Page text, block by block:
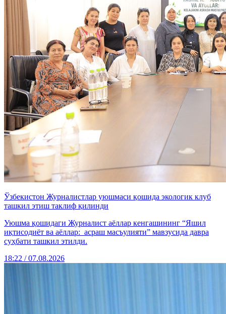
Ўзбекистон Журналистлар уюшмаси қошида экологик клуб
ташкил этиш таклиф қилинди
Уюшма қошидаги Журналист аёллар кенгашининг “Яшил
иқтисодиёт ва аёллар: асраш масъулияти” мавзусида давра
суҳбати ташкил этилди.
18:22 / 07.08.2026